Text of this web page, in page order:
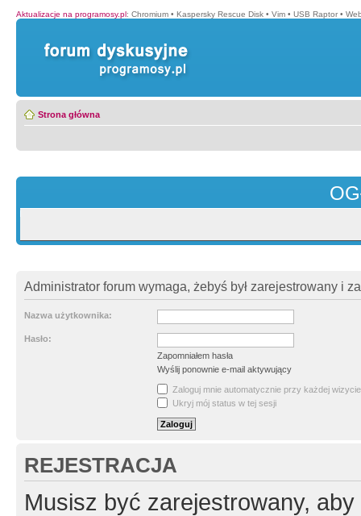
Aktualizacje na programosy.pl: Chromium • Kaspersky Rescue Disk • Vim • USB Raptor •
Strona główna
Administrator forum wymaga, żebyś był zarejestrowany i
Nazwa użytkownika:
Hasło:
Zapomniałem hasła
Wyślij ponownie e-mail aktywujący
Zaloguj mnie automatycznie przy każdej wizycie
Ukryj mój status w tej sesji
REJESTRACJA
Musisz być zarejestrowany,